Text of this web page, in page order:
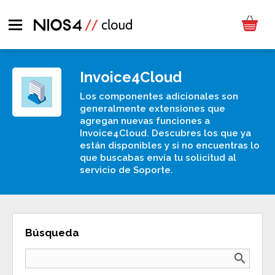
Invoice4Cloud
Los componentes adicionales son
generalmente extensiones que
agregan nuevas funciones a
Invoice4Cloud. Descubres los que ya
están disponibles y si no encuentras lo
que buscabas envía tu solicitud al
servicio de Soporte.
Búsqueda
search